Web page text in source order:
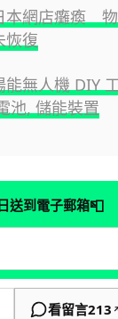
本網店癱瘓
恢復
能無人機 DIY
池, 儲能裝置
送到電子郵箱📮
看留言213 ↗